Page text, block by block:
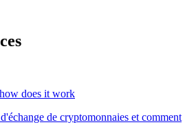
de cryptomonnaies et comment